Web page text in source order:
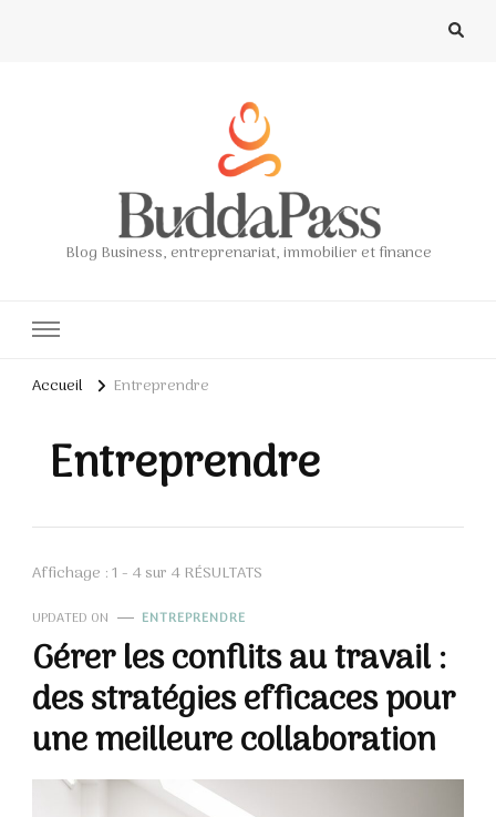
Blog Business, entreprenariat, immobilier et finance
Accueil Entreprendre
Entreprendre
Affichage : 1 - 4 sur 4 RÉSULTATS
UPDATED ON ENTREPRENDRE
Gérer les conflits au travail :
des stratégies efficaces pour
une meilleure collaboration